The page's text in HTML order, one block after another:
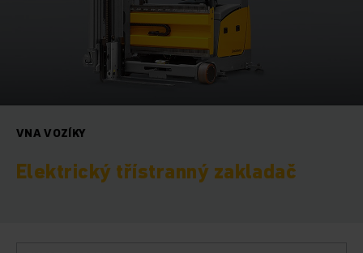
VNA VOZÍKY
Elektrický třístranný zakladač